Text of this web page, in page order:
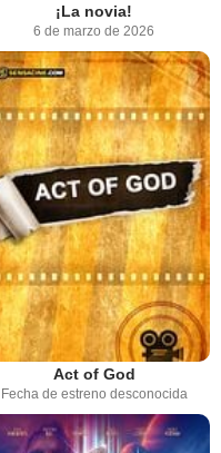
¡La novia!
6 de marzo de 2026
Act of God
Fecha de estreno desconocida